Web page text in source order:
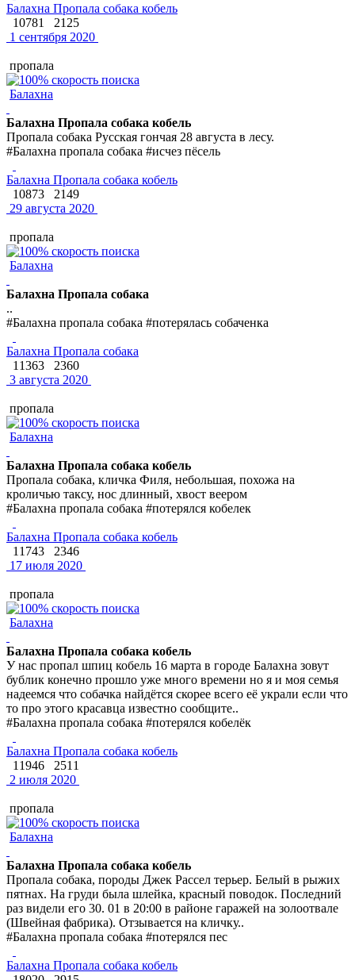
Балахна Пропала собака кобель
10781
2125
1 сентября 2020
пропала
Балахна
Балахна Пропала собака кобель
Пропала собака Русская гончая 28 августа в лесу.
#Балахна пропала собака #исчез пёсель
Балахна Пропала собака кобель
10873
2149
29 августа 2020
пропала
Балахна
Балахна Пропала собака
..
#Балахна пропала собака #потерялась собаченка
Балахна Пропала собака
11363
2360
3 августа 2020
пропала
Балахна
Балахна Пропала собака кобель
Пропала собака, кличка Филя, небольшая, похожа на
кроличью таксу, нос длинный, хвост веером
#Балахна пропала собака #потерялся кобелек
Балахна Пропала собака кобель
11743
2346
17 июля 2020
пропала
Балахна
Балахна Пропала собака кобель
У нас пропал шпиц кобель 16 марта в городе Балахна зовут
бублик конечно прошло уже много времени но я и моя семья
надеемся что собачка найдётся скорее всего её украли если что
то про этого красавца известно сообщите..
#Балахна пропала собака #потерялся кобелёк
Балахна Пропала собака кобель
11946
2511
2 июля 2020
пропала
Балахна
Балахна Пропала собака кобель
Пропала собака, породы Джек Рассел терьер. Белый в рыжих
пятнах. На груди была шлейка, красный поводок. Последний
раз видели его 30. 01 в 20:00 в районе гаражей на золоотвале
(Швейная фабрика). Отзывается на кличку..
#Балахна пропала собака #потерялся пес
Балахна Пропала собака кобель